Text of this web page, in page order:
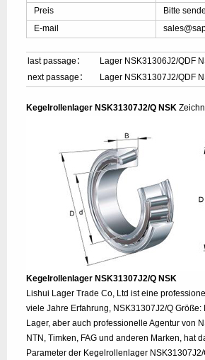
Preis
Bitte
E-mail
last passage：
Lager NSK31306J2/QDF
next passage：
Lager NSK31307J2/QDF
Kegelrollenlager NSK31307J2/Q NSK
Kegelrollenlager NSK31307J2/Q NSK
Lishui Lager Trade Co, Ltd ist eine
viele Jahre Erfahrung, NSK31307J2/Q
Lager, aber auch professionelle Agentur von
NTN, Timken, FAG und anderen Marken, hat
Parameter der Kegelrollenlager